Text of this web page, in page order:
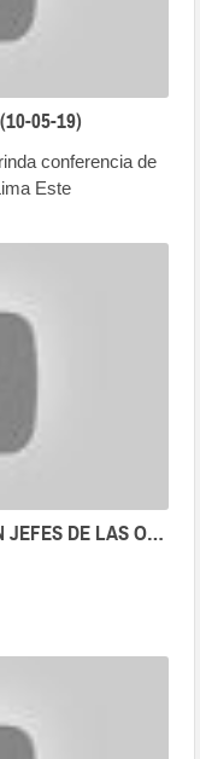
05-19)
conferencia de
Este
REUNIÓN DEL JEFE DE LA OCMA CON JEFES DE LAS ODECMA